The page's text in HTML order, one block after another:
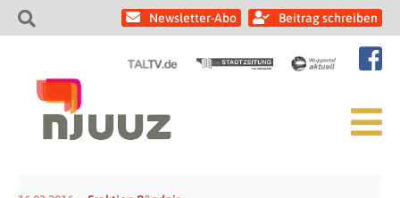
Newsletter-Abo Beitrag schreiben